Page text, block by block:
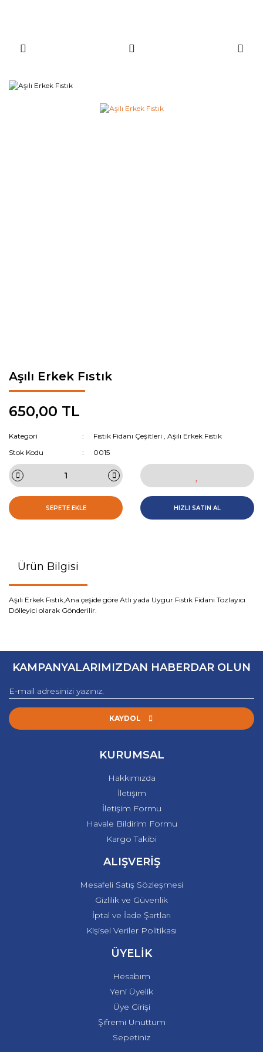
Aşılı Erkek Fıstık
650,00 TL
Kategori Fıstık Fidanı Çeşitleri ,Aşılı Erkek Fıstık
Stok Kodu
0015
SEPETE EKLE HIZLI SATIN AL
Ürün Bilgisi
Aşılı Erkek Fıstık,Ana çeşide göre Atlı yada Uygur Fıstık Fidanı Tozlayıcı
Dölleyici olarak Gönderilir.
KAMPANYALARIMIZDAN HABERDAR OLUN
KAYDOL
KURUMSAL
Hakkımızda
İletişim
İletişim Formu
Havale Bildirim Formu
Kargo Takibi
ALIŞVERİŞ
Mesafeli Satış Sözleşmesi
Gizlilik ve Güvenlik
İptal ve İade Şartları
Kişisel Veriler Politikası
ÜYELİK
Hesabım
Yeni Üyelik
Üye Girişi
Şifremi Unuttum
Sepetiniz